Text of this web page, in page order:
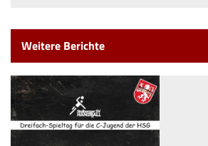
Weitere Berichte